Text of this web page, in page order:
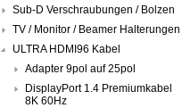
Sub-D Verschraubungen / Bolzen
TV / Monitor / Beamer Halterungen
ULTRA HDMI96 Kabel
Adapter 9pol auf 25pol
DisplayPort 1.4 Premiumkabel
8K 60Hz